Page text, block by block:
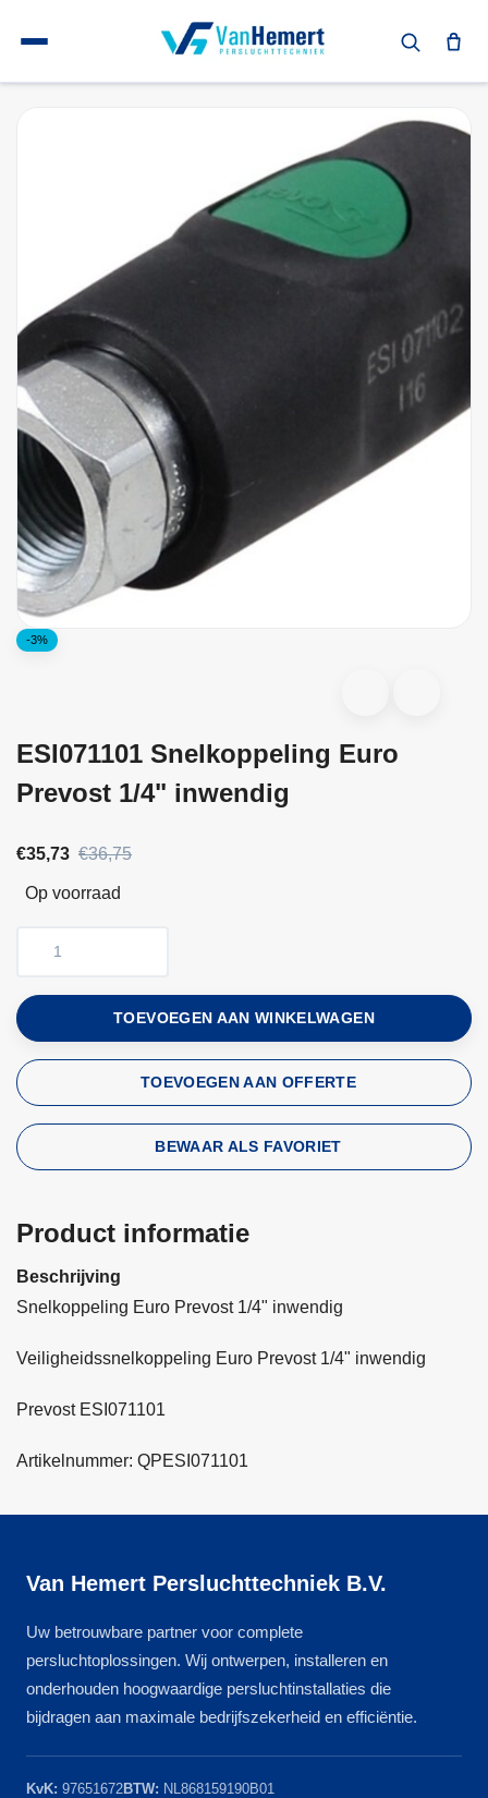
Terug naar home
Euro snelkoppeling
-3%
ESI071101 Snelkoppeling Euro
Prevost 1/4" inwendig
€35,73 €36,75
Op voorraad
TOEVOEGEN AAN WINKELWAGEN
TOEVOEGEN AAN OFFERTE
BEWAAR ALS FAVORIET
Product informatie
Beschrijving
Snelkoppeling Euro Prevost 1/4" inwendig
Veiligheidssnelkoppeling Euro Prevost 1/4" inwendig
Prevost ESI071101
Artikelnummer: QPESI071101
Van Hemert Persluchttechniek B.V.
Uw betrouwbare partner voor complete
persluchtoplossingen. Wij ontwerpen, installeren en
onderhouden hoogwaardige persluchtinstallaties die
bijdragen aan maximale bedrijfszekerheid en efficiëntie.
KvK: 97651672BTW: NL868159190B01